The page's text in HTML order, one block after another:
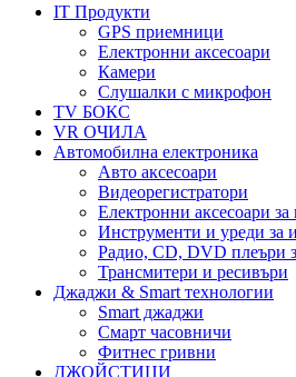
IT Продукти
GPS приемници
Електронни аксесоари
Камери
Слушалки с микрофон
TV БОКС
VR ОЧИЛА
Автомобилна електроника
Авто аксесоари
Видеорегистратори
Електронни аксесоари за
Инструменти и уреди за
Радио, CD, DVD плеъри
Трансмитери и ресивъри
Джаджи & Smart технологии
Smart джаджи
Смарт часовничи
Фитнес гривни
ДЖОЙСТИЦИ